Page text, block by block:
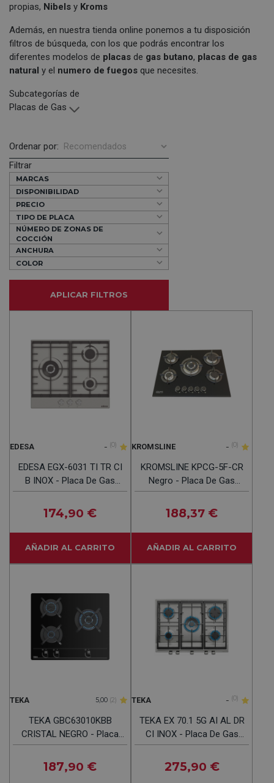
propias, Nibels y Kroms
Además, en nuestra tienda online ponemos a tu disposición
filtros de búsqueda, con los que podrás encontrar los
diferentes modelos de placas de gas butano, placas de gas
natural y el numero de fuegos que necesites.
Subcategorías de
Placas de Gas
Ordenar por:
Filtrar
MARCAS
DISPONIBILIDAD
PRECIO
TIPO DE PLACA
NÚMERO DE ZONAS DE
COCCIÓN
ANCHURA
COLOR
APLICAR FILTROS
EDESA - (0)
EDESA EGX-6031 TI TR CI
B INOX - Placa De Gas
60CM Gas Butano
174,90 €
AÑADIR AL CARRITO
KROMSLINE - (0)
KROMSLINE KPCG-5F-CR
Negro - Placa De Gas
70CM
188,37 €
AÑADIR AL CARRITO
TEKA 5,00 (2)
TEKA GBC63010KBB
CRISTAL NEGRO - Placa
De Gas 60CM BUTANO
187,90 €
TEKA - (0)
TEKA EX 70.1 5G AI AL DR
CI INOX - Placa De Gas
68CM BUTANO
275,90 €